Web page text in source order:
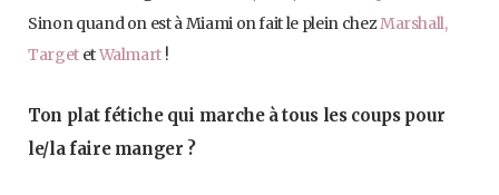
Sinon quand on est à Miami on fait le plein chezMarshall,
TargetetWalmart !
Ton plat fétiche qui marche à tous les coups pour
le/la faire manger ?